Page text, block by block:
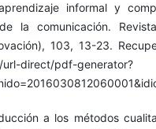
informal y
la comunicación.
103, 13-23.
direct/pdf-generator?
a los métodos